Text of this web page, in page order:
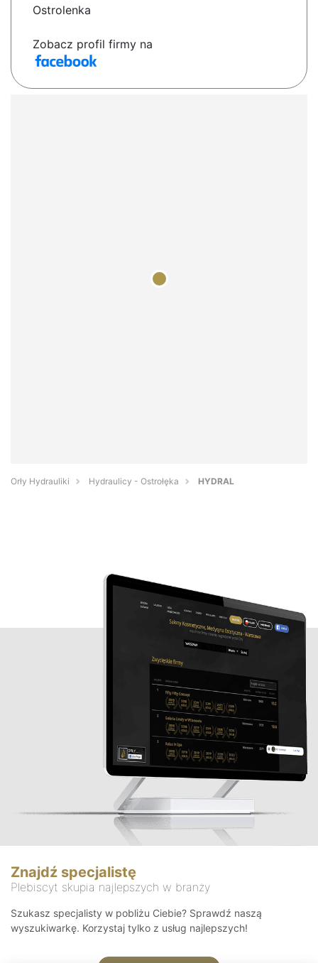
Ostrolenka
Zobacz profil firmy na
Orły Hydrauliki Hydraulicy - Ostrołęka HYDRAL
Znajdź specjalistę
Plebiscyt skupia najlepszych w branży
Szukasz specjalisty w pobliżu Ciebie? Sprawdź naszą
wyszukiwarkę. Korzystaj tylko z usług najlepszych!